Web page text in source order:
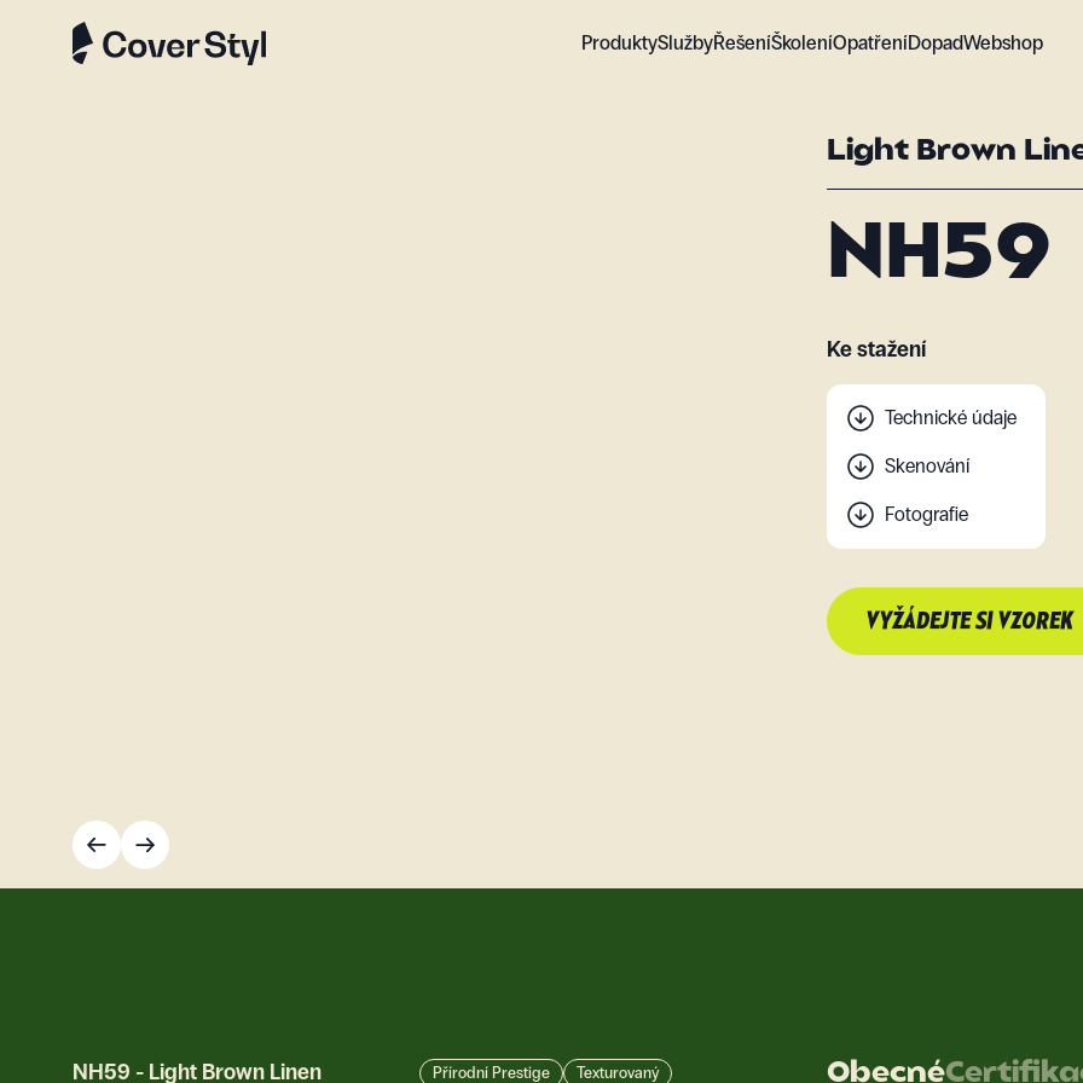
ProduktySlužbyŘešeníŠkoleníOpatřeníDopadWebshop
Light Brown
NH59
Ke stažení
Technické údaje
Skenování
Fotografie
VYŽÁDEJTE SI VZOREK
NH59 - Light Brown Linen Přírodní Prestige Texturovaný Obecné